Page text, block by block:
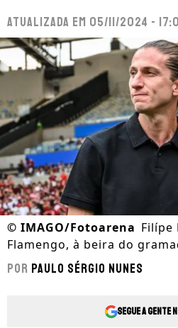
Atualizada em 05/11/2024 -
© IMAGO/Fotoarena Filípe
Flamengo, à beira do
Por Paulo Sérgio Nunes
Segue a gente